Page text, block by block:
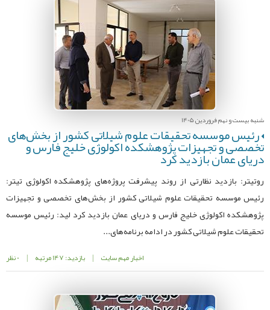
شنبه بیست و نهم فروردین 1405
رئیس موسسه تحقیقات علوم شیلاتی کشور از بخش‌های
تخصصی و تجهیزات پژوهشکده اکولوژی خلیج فارس و
دریای عمان بازدید کرد
روتیتر: بازدید نظارتی از روند پیشرفت پروژه‌های پژوهشکده اکولوژی تیتر:
رئیس موسسه تحقیقات علوم شیلاتی کشور از بخش‌های تخصصی و تجهیزات
پژوهشکده اکولوژی خلیج فارس و دریای عمان بازدید کرد لید: رئیس موسسه
تحقیقات علوم شیلاتی کشور در ادامه برنامه‌های...
اخبار مهم سایت | بازدید: 147 مرتبه | 0 نظر